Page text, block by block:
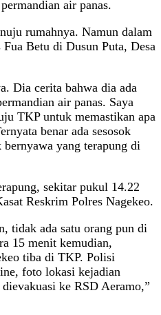
air panas.
rumahnya. Namun dalam
Betu di Dusun Puta, Desa
Dia cerita bahwa dia ada
air panas. Saya
TKP untuk memastikan apa
benar ada sesosok
yang terapung di
sekitar pukul 14.22
Reskrim Polres Nagekeo.
tidak ada satu orang pun di
15 menit kemudian,
tiba di TKP. Polisi
foto lokasi kejadian
ke RSD Aeramo,”